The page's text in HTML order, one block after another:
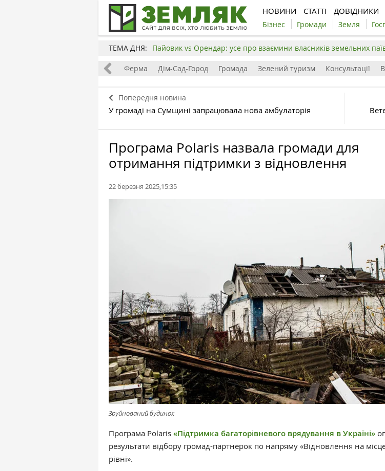
НОВИНИ СТАТТІ ДОВІДНИКИ
Бізнес Громади Земля
ТЕМА ДНЯ: Пайовик vs Орендар: усе про взаємини власників земельних
Бізнес Ферма Дім-Сад-Город Громада Зелений туризм Консультації
Попередня новина
У громаді на Сумщині запрацювала нова амбулаторія
Програма Polaris назвала громади для
отримання підтримки з відновлення
22 березня 2025,15:35
Зруйнований будинок
Програма Polaris «Підтримка багаторівневого врядування в Україні»
результати відбору громад-партнерок по напряму «Відновлення на
рівні».